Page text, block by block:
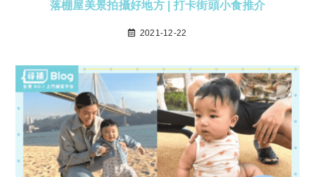
落棚屋美景拍攝好地方 | 打卡街頭小食推介
2021-12-22